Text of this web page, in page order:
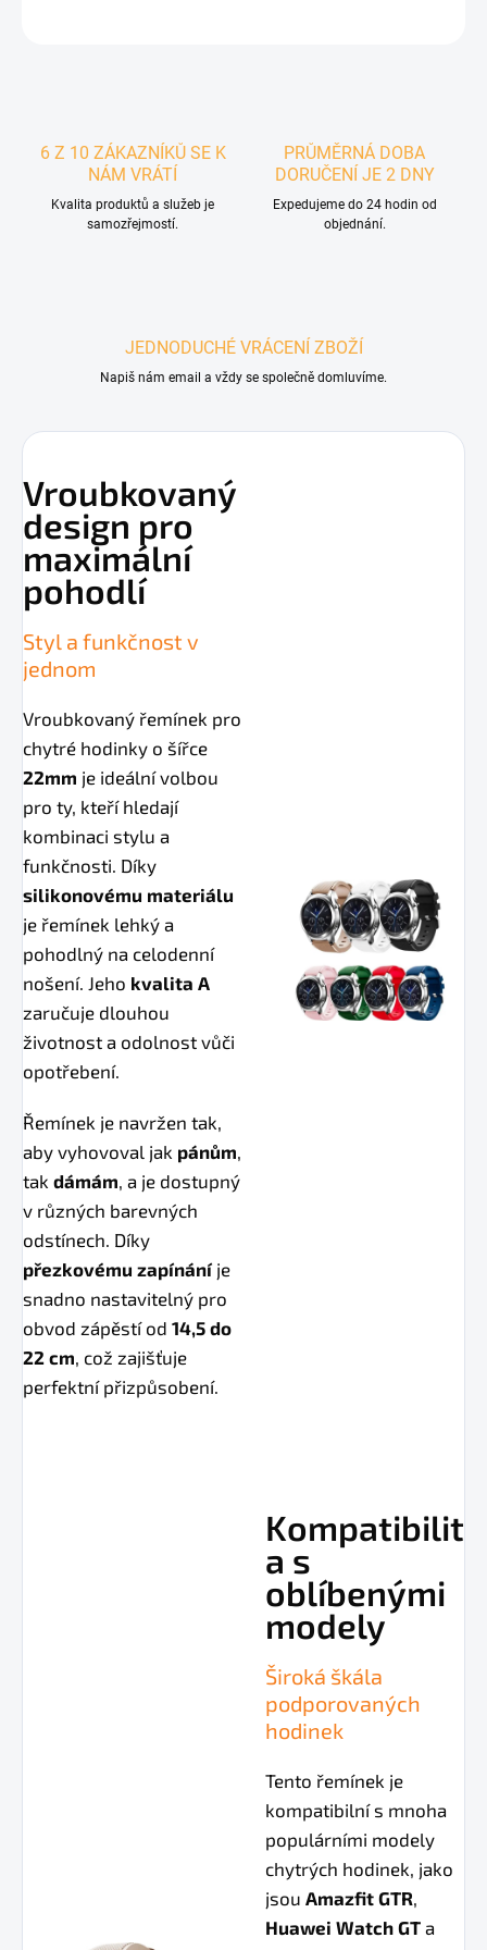
6 Z 10 ZÁKAZNÍKŮ SE K
NÁM VRÁTÍ
Kvalita produktů a služeb je
samozřejmostí.
PRŮMĚRNÁ DOBA
DORUČENÍ JE 2 DNY
Expedujeme do 24 hodin od
objednání.
JEDNODUCHÉ VRÁCENÍ ZBOŽÍ
Napiš nám email a vždy se společně domluvíme.
Vroubkovaný
design pro
maximální
pohodlí
Styl a funkčnost v
jednom
Vroubkovaný řemínek pro
chytré hodinky o šířce
22mm je ideální volbou
pro ty, kteří hledají
kombinaci stylu a
funkčnosti. Díky
silikonovému materiálu
je řemínek lehký a
pohodlný na celodenní
nošení. Jeho kvalita A
zaručuje dlouhou
životnost a odolnost vůči
opotřebení.
Řemínek je navržen tak,
aby vyhovoval jak pánům,
tak dámám, a je dostupný
v různých barevných
odstínech. Díky
přezkovému zapínání je
snadno nastavitelný pro
obvod zápěstí od 14,5 do
22 cm, což zajišťuje
perfektní přizpůsobení.
Kompatibilit
a s
oblíbenými
modely
Široká škála
podporovaných
hodinek
Tento řemínek je
kompatibilní s mnoha
populárními modely
chytrých hodinek, jako
jsou Amazfit GTR,
Huawei Watch GT a